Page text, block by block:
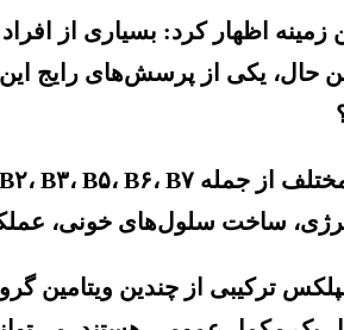
زمینه اظهار کرد: بسیاری از
حال، یکی از پرسش‌های
انرژی، ساخت سلول‌های خونی،